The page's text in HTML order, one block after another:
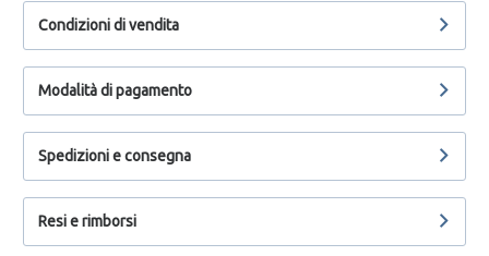
Condizioni di vendita
Modalità di pagamento
Spedizioni e consegna
Resi e rimborsi